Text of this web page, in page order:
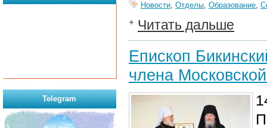
Новости, Отделы, Образование,
Читать дальше
Епископ
члена
Telegram